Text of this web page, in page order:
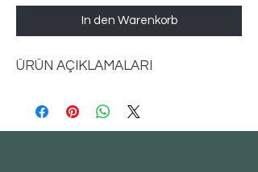
In den Warenkorb
ÜRÜN AÇIKLAMALARI